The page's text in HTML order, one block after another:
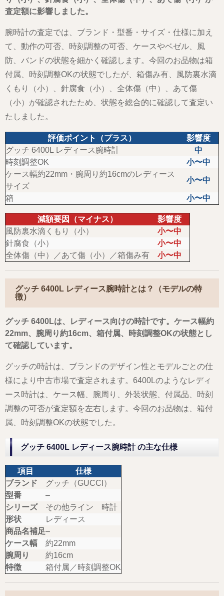
査定額に影響しました。
腕時計の査定では、ブランド・型番・サイズ・仕様に加え
て、動作の可否、時刻調整の可否、ケースやベゼル、風
防、バンドの状態を細かく確認します。今回のお品物は箱
付属、時刻調整OKの状態でしたが、箱傷み有、風防裏水滴
くもり（小）、針腐食（小）、全体傷（中）、あて傷
（小）が確認されたため、状態を総合的に確認して査定い
たしました。
評価ポイント（プラス）
影響度
グッチ 6400L レディース腕時計
中
時刻調整OK
小〜中
ケース幅約22mm・腕周り約16cmのレディース
サイズ
小〜中
箱 小〜中
減額要因（マイナス）
影響度
風防裏水滴くもり（小）
小〜中
針腐食（小）
小〜中
全体傷（中）／あて傷（小）／箱傷み有
小〜中
グッチ 6400L レディース腕時計とは？（モデルの特
徴）
グッチ 6400Lは、レディース向けの時計です。ケース幅約
22mm、腕周り約16cm、箱付属、時刻調整OKの状態とし
て確認しています。
グッチの時計は、ブランドのデザイン性とモデルごとの仕
様により中古市場で査定されます。6400Lのようなレディ
ース時計は、ケース幅、腕周り、外装状態、付属品、時刻
調整の可否が査定額を左右します。今回のお品物は、箱付
属、時刻調整OKの状態でした。
グッチ 6400L レディース腕時計 の主な仕様
項目
仕様
ブランド
グッチ（GUCCI）
型番
–
シリーズ
その他ライン 時計
形状
レディース
商品名補足–
ケース幅
約22mm
腕周り
約16cm
特徴
箱付属／時刻調整OK